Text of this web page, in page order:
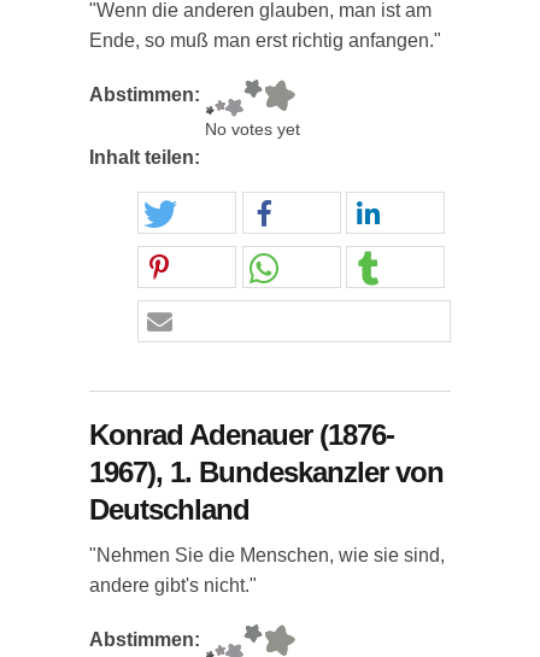
"Wenn die anderen glauben, man ist am
Ende, so muß man erst richtig anfangen."
Abstimmen:
No votes yet
Inhalt teilen:
Konrad Adenauer (1876-
1967), 1. Bundeskanzler von
Deutschland
"Nehmen Sie die Menschen, wie sie sind,
andere gibt's nicht."
Abstimmen: